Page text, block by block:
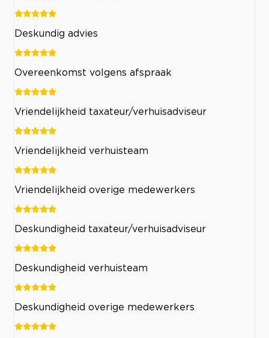
Deskundig advies
Overeenkomst volgens afspraak
Vriendelijkheid taxateur/verhuisadviseur
Vriendelijkheid verhuisteam
Vriendelijkheid overige medewerkers
Deskundigheid taxateur/verhuisadviseur
Deskundigheid verhuisteam
Deskundigheid overige medewerkers